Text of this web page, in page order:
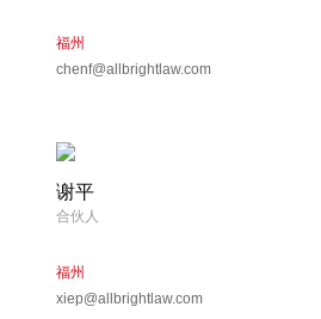
福州
chenf@allbrightlaw.com
谢平
合伙人
福州
xiep@allbrightlaw.com